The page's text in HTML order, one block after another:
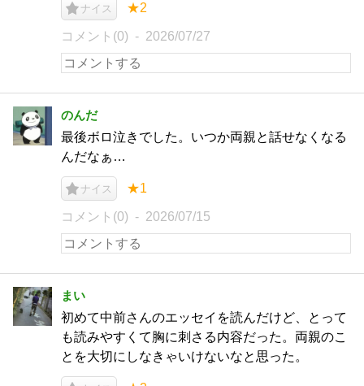
ナイス ★2
コメント(0) 2026/07/27
のんだ
最後ボロ泣きでした。いつか両親と話せなくなる
んだなぁ…
ナイス ★1
コメント(0) 2026/07/15
まい
初めて中前さんのエッセイを読んだけど、とって
も読みやすくて胸に刺さる内容だった。両親のこ
とを大切にしなきゃいけないなと思った。